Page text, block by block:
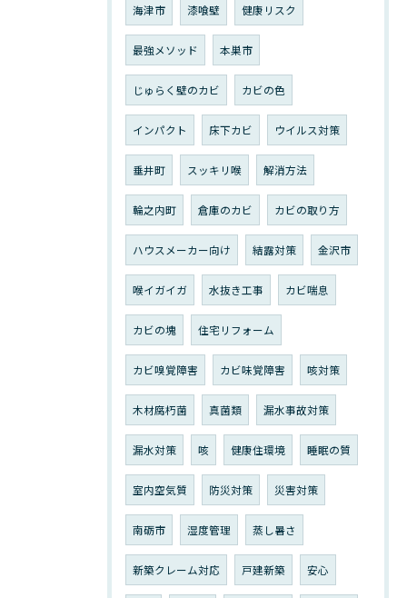
海津市 漆喰壁 健康リスク
最強メソッド 本巣市
じゅらく壁のカビ カビの色
インパクト 床下カビ ウイルス対策
垂井町 スッキリ喉 解消方法
輪之内町 倉庫のカビ カビの取り方
ハウスメーカー向け 結露対策 金沢市
喉イガイガ 水抜き工事 カビ喘息
カビの塊 住宅リフォーム
カビ嗅覚障害 カビ味覚障害 咳対策
木材腐朽菌 真菌類 漏水事故対策
漏水対策 咳 健康住環境 睡眠の質
室内空気質 防災対策 災害対策
南砺市 湿度管理 蒸し暑さ
新築クレーム対応 戸建新築 安心